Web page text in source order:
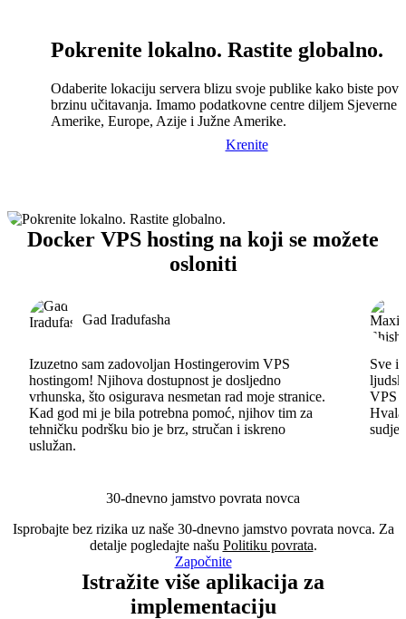
Pokrenite lokalno. Rastite globalno.
Odaberite lokaciju servera blizu svoje publike kako biste
brzinu učitavanja. Imamo podatkovne centre diljem Sjeverne
Amerike, Europe, Azije i Južne Amerike.
Krenite
Docker VPS hosting na koji se možete
osloniti
Gad Iradufasha
Izuzetno sam zadovoljan Hostingerovim VPS
hostingom! Njihova dostupnost je dosljedno
vrhunska, što osigurava nesmetan rad moje stranice.
Kad god mi je bila potrebna pomoć, njihov tim za
tehničku podršku bio je brz, stručan i iskreno
uslužan.
Sve
VPS
30-dnevno jamstvo povrata novca
Isprobajte bez rizika uz naše 30-dnevno jamstvo povrata novca. Za
detalje pogledajte našu Politiku povrata.
Započnite
Istražite više aplikacija za
implementaciju